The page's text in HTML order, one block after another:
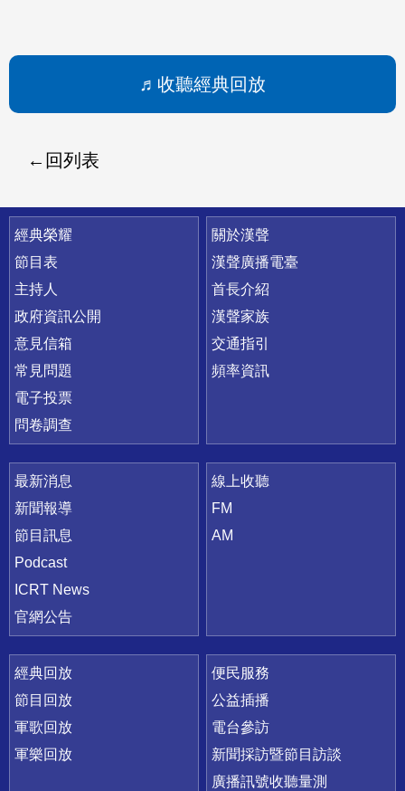
收聽經典回放
回列表
快速連結
經典榮耀
節目表
主持人
政府資訊公開
意見信箱
常見問題
電子投票
問卷調查
關於漢聲
漢聲廣播電臺
首長介紹
漢聲家族
交通指引
頻率資訊
最新消息
新聞報導
節目訊息
Podcast
ICRT News
官網公告
線上收聽
FM
AM
經典回放
節目回放
軍歌回放
軍樂回放
便民服務
公益插播
電台參訪
新聞採訪暨節目訪談
廣播訊號收聽量測